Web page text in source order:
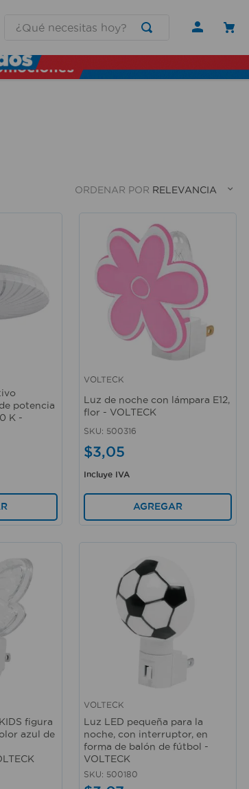
ORDENAR POR RELEVANCIA
potencia
K -
Vista rápida
VOLTECK
Luz de noche con lámpara E12,
flor - VOLTECK
SKU: 500316
$3,05
Incluye IVA
AGREGAR
figura
azul de
VOLTECK
Luz LED pequeña para la
noche, con interruptor, en
forma de balón de fútbol -
VOLTECK
SKU: 500180